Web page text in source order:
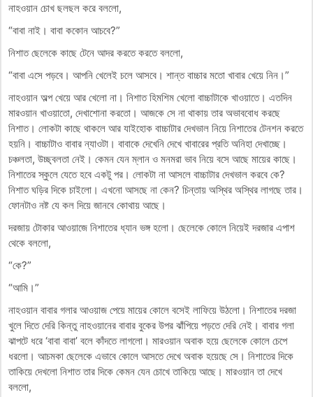
নাহওয়ান চোখ ছলছল করে বললো,
“বাবা নাই। বাবা ককোন আচবে?”
নিশাত ছেলেকে কাছে টেনে আদর করতে করতে বললো,
“বাবা এসে পড়বে। আপনি খেলেই চলে আসবে। শান্ত বাচ্চার মতো খাবার খেয়ে নিন।”
নাহওয়ান অল্প খেয়ে আর খেলো না। নিশাত হিমশিম খেলো বাচ্চাটাকে খাওয়াতে। এতদিন
মারওয়ান খাওয়াতো, দেখাশোনা করতো। আজকে সে না থাকায় তার অভাববোধ করছে
নিশাত। লোকটা কাছে থাকলে আর যাইহোক বাচ্চাটার দেখভাল নিয়ে নিশাতের টেনশন করতে
হয়নি। বাচ্চাটাও বাবার ন্যাওটা। বাবাকে দেখেনি দেখে খাবারের প্রতি অনিহা দেখাচ্ছে।
চঞ্চলতা, উচ্ছ্বলতা নেই। কেমন যেন ম্লান ও মনমরা ভাব নিয়ে বসে আছে মায়ের কাছে।
নিশাতের স্কুলে যেতে হবে একটু পর। লোকটা না আসলে বাচ্চাটার দেখভাল করবে কে?
নিশাত ঘড়ির দিকে চাইলো। এখনো আসছে না কেন? চিন্তায় অস্থির অস্থির লাগছে তার।
ফোনটাও নষ্ট যে কল দিয়ে জানবে কোথায় আছে।
দরজায় টোকার আওয়াজে নিশাতের ধ্যান ভঙ্গ হলো। ছেলেকে কোলে নিয়েই দরজার এপাশ
থেকে বললো,
“কে?”
“আমি।”
নাহওয়ান বাবার গলার আওয়াজ পেয়ে মায়ের কোলে বসেই লাফিয়ে উঠলো। নিশাতের দরজা
খুলে দিতে দেরি কিন্তু নাহওয়ানের বাবার বুকের উপর ঝাঁপিয়ে পড়তে দেরি নেই। বাবার গলা
ঝাপটে ধরে ‘বাবা বাবা’ বলে কাঁদতে লাগলো। মারওয়ান অবাক হয়ে ছেলেকে কোলে চেপে
ধরলো। আচমকা ছেলেকে এভাবে কোলে আসতে দেখে অবাক হয়েছে সে। নিশাতের দিকে
তাকিয়ে দেখলো নিশাত তার দিকে কেমন যেন চোখে তাকিয়ে আছে। মারওয়ান তা দেখে
বললো,